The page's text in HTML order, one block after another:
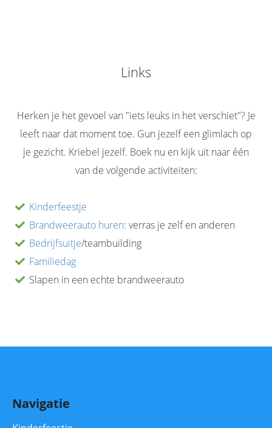
Links
Herken je het gevoel van "iets leuks in het verschiet"? Je
leeft naar dat moment toe. Gun jezelf een glimlach op
je gezicht. Kriebel jezelf. Boek nu en kijk uit naar één
van de volgende activiteiten:
Kinderfeestje
Brandweerauto huren: verras je zelf en anderen
Bedrijfsuitje/teambuilding
Familiedag
Slapen in een echte brandweerauto
Navigatie